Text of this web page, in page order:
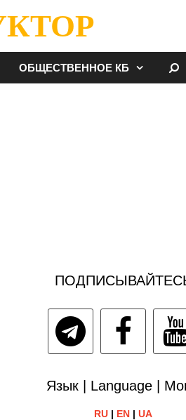
ОБЩЕСТВЕННОЕ КБ
Язык | Language |
RU| EN| UA